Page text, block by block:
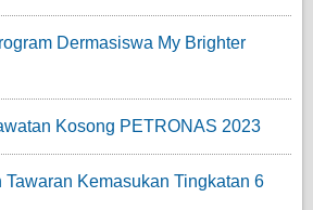
Dermasiswa My Brighter
Kosong PETRONAS 2023
Tawaran Kemasukan Tingkatan 6